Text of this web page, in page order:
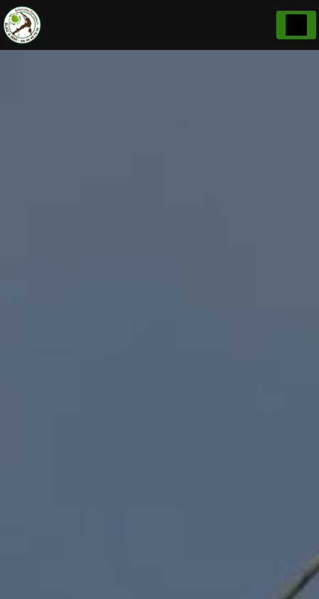
Panneau de gestion des cookies